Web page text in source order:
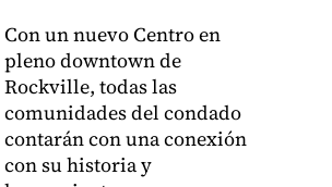
Con un nuevo Centro en
pleno downtown de
Rockville, todas las
comunidades del condado
contarán con una conexión
con su historia y